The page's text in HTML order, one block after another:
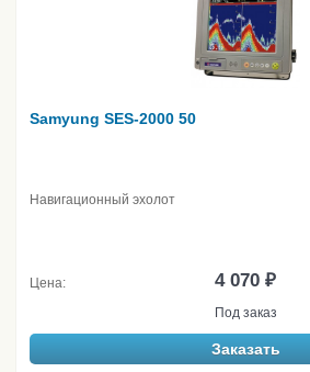
Samyung SES-2000 50
Навигационный эхолот
Цена: 4 070 ₽
Под заказ
Заказать